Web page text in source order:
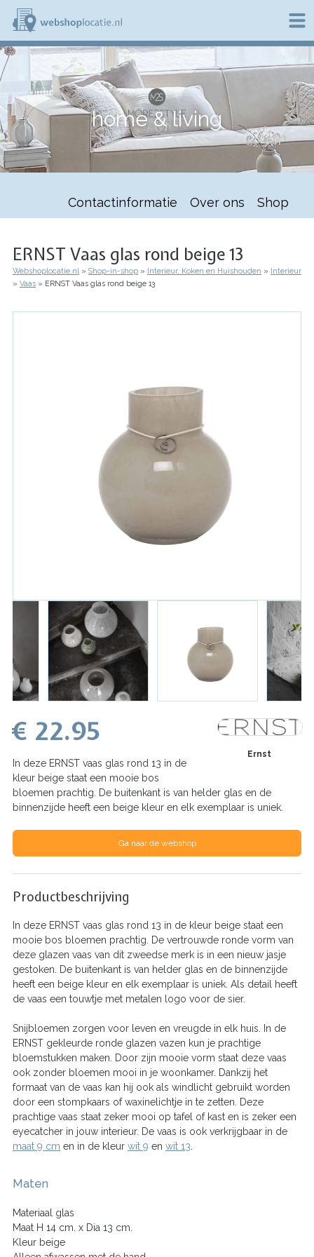
Overslaan
naar
de
inhoud
gaan
W
h
o
p
l
o
c
home & living
Contactinformatie Over ons Shop
ERNST Vaas glas rond beige 13
Kruimelpad
Webshoplocatie.nl Shop-in-shop Interieur, Koken en Huishouden
Interieur
Vaas
ERNST Vaas glas rond beige 13
Ernst
€ 22.95
In deze ERNST vaas glas rond 13 in de
kleur beige staat een mooie bos
bloemen prachtig. De buitenkant is van helder glas en de
binnenzijde heeft een beige kleur en elk exemplaar is uniek.
Ga naar de webshop
Productbeschrijving
In deze ERNST vaas glas rond 13 in de kleur beige staat een
mooie bos bloemen prachtig. De vertrouwde ronde vorm van
deze glazen vaas van dit zweedse merk is in een nieuw jasje
gestoken. De buitenkant is van helder glas en de binnenzijde
heeft een beige kleur en elk exemplaar is uniek. Als detail heeft
de vaas een touwtje met metalen logo voor de sier.
Snijbloemen zorgen voor leven en vreugde in elk huis. In de
ERNST gekleurde ronde glazen vazen ​​kun je prachtige
bloemstukken maken. Door zijn mooie vorm staat deze vaas
ook zonder bloemen mooi in je woonkamer. Dankzij het
formaat van de vaas kan hij ook als windlicht gebruikt worden
door een stompkaars of waxinelichtje in te zetten. Deze
prachtige vaas staat zeker mooi op tafel of kast en is zeker een
eyecatcher in jouw interieur. De vaas is ook verkrijgbaar in de
maat 9 cm en in de kleur wit 9 en wit 13
Maten
Materiaal glas
Maat H 14 cm. x Dia 13 cm.
Kleur beige